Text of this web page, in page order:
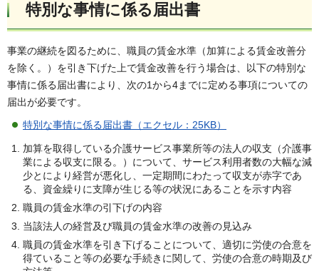
特別な事情に係る届出書
事業の継続を図るために、職員の賃金水準（加算による賃金改善分
を除く。）を引き下げた上で賃金改善を行う場合は、以下の特別な
事情に係る届出書により、次の1から4までに定める事項についての
届出が必要です。
特別な事情に係る届出書（エクセル：25KB）
加算を取得している介護サービス事業所等の法人の収支（介護事
業による収支に限る。）について、サービス利用者数の大幅な減
少とにより経営が悪化し、一定期間にわたって収支が赤字であ
る、資金繰りに支障が生じる等の状況にあることを示す内容
職員の賃金水準の引下げの内容
当該法人の経営及び職員の賃金水準の改善の見込み
職員の賃金水準を引き下げることについて、適切に労使の合意を
得ていること等の必要な手続きに関して、労使の合意の時期及び